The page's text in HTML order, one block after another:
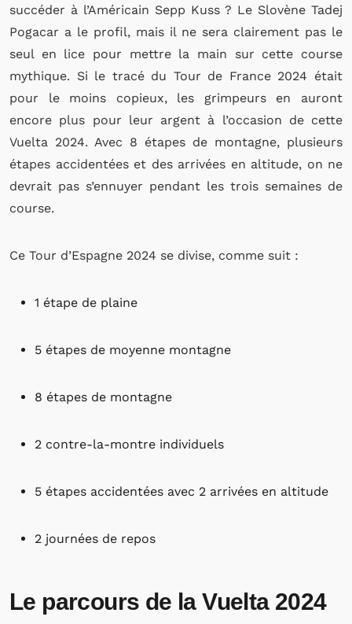
succéder à l’Américain Sepp Kuss ? Le Slovène Tadej
Pogacar a le profil, mais il ne sera clairement pas le
seul en lice pour mettre la main sur cette course
mythique. Si le tracé du Tour de France 2024 était
pour le moins copieux, les grimpeurs en auront
encore plus pour leur argent à l’occasion de cette
Vuelta 2024. Avec 8 étapes de montagne, plusieurs
étapes accidentées et des arrivées en altitude, on ne
devrait pas s’ennuyer pendant les trois semaines de
course.
Ce Tour d’Espagne 2024 se divise, comme suit :
1 étape de plaine
5 étapes de moyenne montagne
8 étapes de montagne
2 contre-la-montre individuels
5 étapes accidentées avec 2 arrivées en altitude
2 journées de repos
Le parcours de la Vuelta 2024